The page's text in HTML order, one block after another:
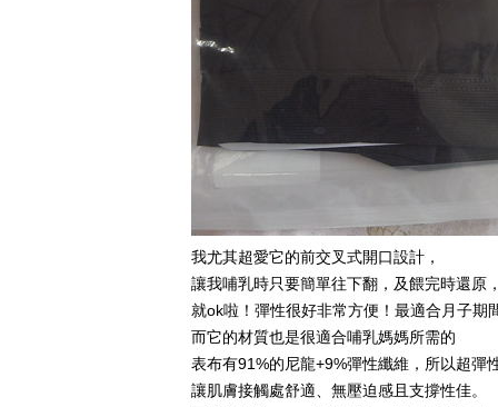
我尤其超愛它的前交叉式開口設計，
讓我哺乳時只要簡單往下翻，及餵完時還原
就ok啦！彈性很好非常方便！最適合月子期
而它的材質也是很適合哺乳媽媽所需的
表布有91%的尼龍+9%彈性纖維，所以超彈
讓肌膚接觸處舒適、無壓迫感且支撐性佳。